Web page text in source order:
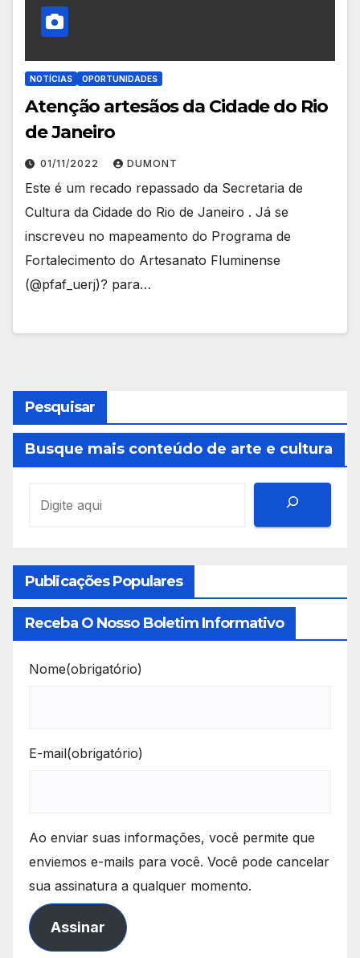
NOTÍCIAS OPORTUNIDADES
Atenção artesãos da Cidade do Rio
de Janeiro
01/11/2022 DUMONT
Este é um recado repassado da Secretaria de
Cultura da Cidade do Rio de Janeiro . Já se
inscreveu no mapeamento do Programa de
Fortalecimento do Artesanato Fluminense
(@pfaf_uerj)? para…
Pesquisar
Busque mais conteúdo de arte e cultura
Publicações Populares
Receba O Nosso Boletim Informativo
Nome(obrigatório)
E-mail(obrigatório)
Ao enviar suas informações, você permite que
enviemos e-mails para você. Você pode cancelar
sua assinatura a qualquer momento.
Assinar